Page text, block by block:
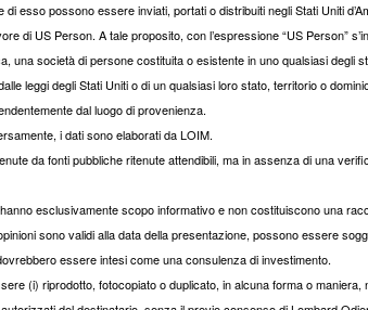
esso possono essere inviati, portati o distribuiti negli Stati Uniti
di US Person. A tale proposito, con l’espressione “US Person”
una società di persone costituita o esistente in uno qualsiasi degli
leggi degli Stati Uniti o di un qualsiasi loro stato, territorio o
dal luogo di provenienza.
i dati sono elaborati da LOIM.
da fonti pubbliche ritenute attendibili, ma in assenza di una
esclusivamente scopo informativo e non costituiscono una
sono validi alla data della presentazione, possono essere
essere intesi come una consulenza di investimento.
(i) riprodotto, fotocopiato o duplicato, in alcuna forma o